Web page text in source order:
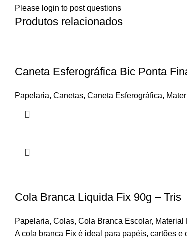
Please login to post questions
Produtos relacionados
Caneta Esferográfica Bic Ponta
Papelaria, Canetas, Caneta Esferográfica,
Cola Branca Líquida Fix 90g – Tris
Papelaria, Colas, Cola Branca Escolar, Material
A cola branca Fix é ideal para papéis, cartões